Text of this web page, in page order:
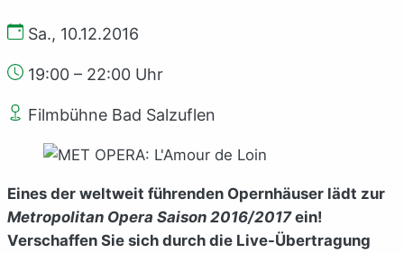
Sa., 10.12.2016
19:00 – 22:00 Uhr
Filmbühne Bad Salzuflen
Eines der weltweit führenden Opernhäuser lädt zur
Metropolitan Opera Saison 2016/2017ein!
Verschaffen Sie sich durch die Live-Übertragung